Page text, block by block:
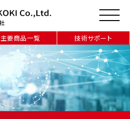
主要商品一覧 技術サポート